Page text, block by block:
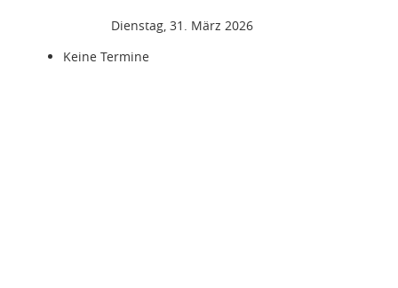
Dienstag, 31. März 2026
Keine Termine